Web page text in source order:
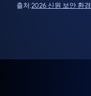
출처:2026 신원 보안 환경